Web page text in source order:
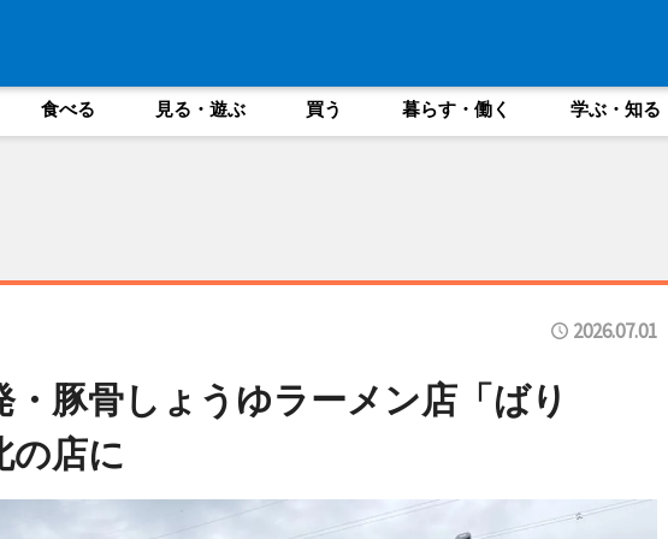
食べる 見る・遊ぶ 買う 暮らす・働く 学ぶ・知る
2026.07.01
・豚骨しょうゆラーメン店「ばり
店に